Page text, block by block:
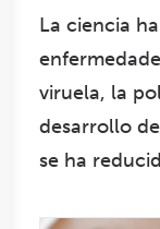
La ciencia
viruela, la
desarrollo
se ha